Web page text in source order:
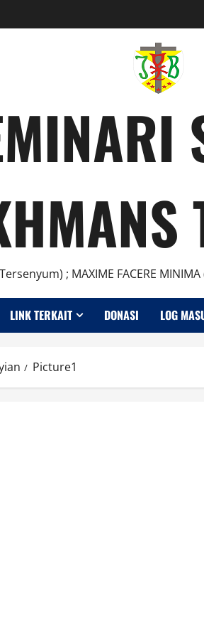
Tersenyum) ; MAXIME FACERE
LINK TERKAIT DONASI LOG
Picture1